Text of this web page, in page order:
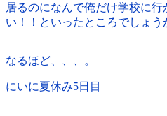
居るのになんで俺だけ学校に
い！！といったところでしょう
なるほど、、、。
にいに夏休み5日目